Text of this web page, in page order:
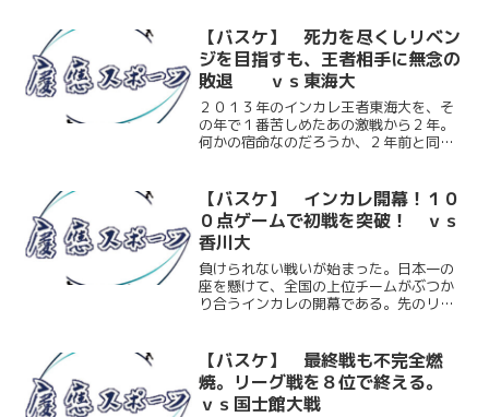
で引退という事に対して）思い残したこ
とはないのでスッキリ...
【バスケ】 死力を尽くしリベン
ジを目指すも、王者相手に無念の
敗退 ｖｓ東海大
２０１３年のインカレ王者東海大を、そ
の年で１番苦しめたあの激戦から２年。
何かの宿命なのだろうか、２年前と同じ
を戦うことになった。東海大は２年前と
同じ秋リーグ優勝という結...
【バスケ】 インカレ開幕！１０
０点ゲームで初戦を突破！ ｖｓ
香川大
負けられない戦いが始まった。日本一の
座を懸けて、全国の上位チームがぶつか
り合うインカレの開幕である。先のリー
られずとも、選手が見据える東海大戦に
向けて、初戦での勝利は大...
【バスケ】 最終戦も不完全燃
焼。リーグ戦を８位で終える。
ｖｓ国士館大戦